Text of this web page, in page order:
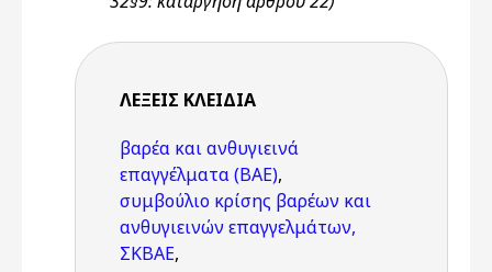
ΛΈΞΕΙΣ KΛΕΙΔΙΆ
βαρέα και ανθυγιεινά
επαγγέλματα (ΒΑΕ),
συμβούλιο κρίσης βαρέων και
ανθυγιεινών επαγγελμάτων,
ΣΚΒΑΕ,